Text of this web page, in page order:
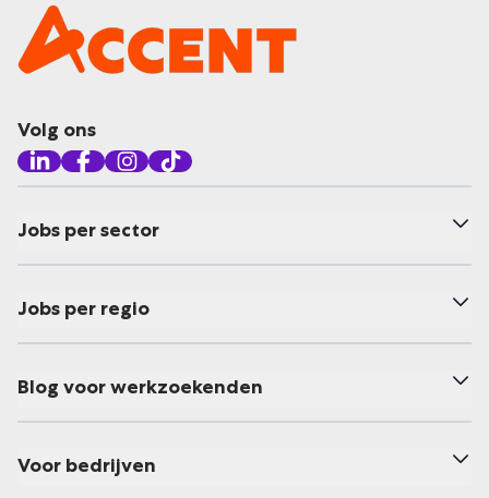
Volg ons
Jobs per sector
Jobs per regio
Blog voor werkzoekenden
Voor bedrijven